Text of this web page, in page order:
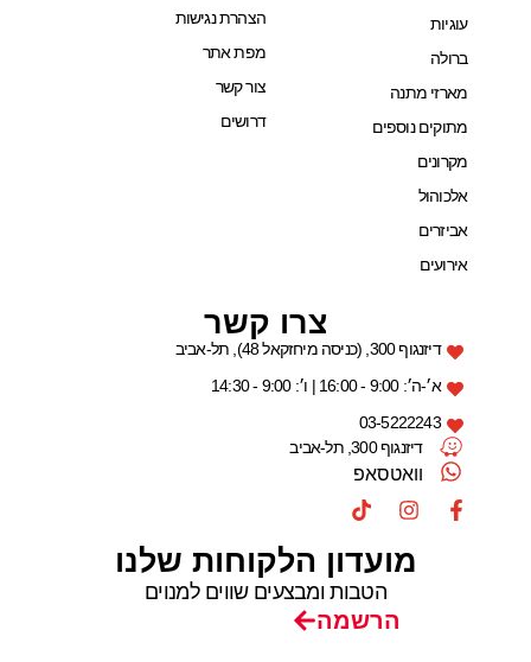
עוגיות
ברולה
מארזי מתנה
מתוקים נוספים
מקרונים
אלכוהול
אביזרים
אירועים
הצהרת נגישות
מפת אתר
צור קשר
דרושים
צרו קשר
דיזנגוף 300, (כניסה מיחזקאל 48), תל-אביב
א׳-ה׳: 9:00 - 16:00 | ו׳: 9:00 - 14:30
03-5222243
דיזנגוף 300, תל-אביב
וואטסאפ
מועדון הלקוחות שלנו
הטבות ומבצעים שווים למנוים
הרשמה